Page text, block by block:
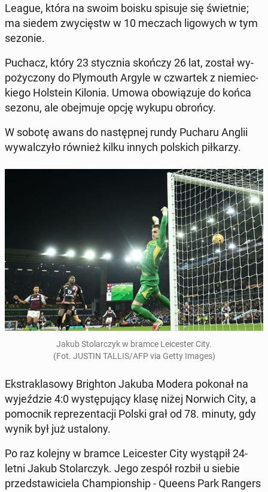
League, która na swoim boisku spisuje się świet­nie;
ma siedem zwy­cięstw w 10 meczach li­go­wych w tym
sezonie.
Puchacz, który 23 stycz­nia skończy 26 lat, został wy­
po­ży­czo­ny do Ply­mo­uth Argyle w czwar­tek z nie­miec­
kie­go Hol­ste­in Kilonia. Umowa obo­wią­zu­je do końca
sezonu, ale obej­mu­je opcję wykupu obrońcy.
W sobotę awans do na­stęp­nej rundy Pucharu Anglii
wy­wal­czy­ło również kilku innych pol­skich pił­ka­rzy.
Jakub Sto­lar­czyk w bramce Le­ice­ster City.
(Fot. JUSTIN TALLIS/AFP via Getty Images)
Eks­tra­kla­so­wy Bri­gh­ton Jakuba Modera pokonał na
wy­jeź­dzie 4:0 wy­stę­pu­ją­cy klasę niżej Norwich City, a
po­moc­nik re­pre­zen­ta­cji Polski grał od 78. minuty, gdy
wynik był już usta­lo­ny.
Po raz kolejny w bramce Le­ice­ster City wy­stą­pił 24-
letni Jakub Sto­lar­czyk. Jego zespół rozbił u siebie
przed­sta­wi­cie­la Cham­pion­ship - Queens Park Rangers